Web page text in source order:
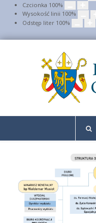
Czcionka 100%
Wysokość linii 100%
Odstęp liter 100%